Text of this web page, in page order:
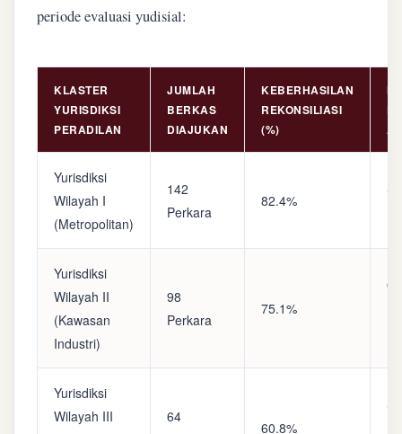
periode evaluasi yudisial:
KLASTER
YURISDIKSI
PERADILAN
JUMLAH
BERKAS
DIAJUKAN
KEBERHASILAN
REKONSILIASI
(%)
Yurisdiksi
Wilayah I
(Metropolitan)
142
Perkara
82.4%
Yurisdiksi
Wilayah II
(Kawasan
Industri)
98
Perkara
75.1%
Yurisdiksi
Wilayah III
64
60.8%